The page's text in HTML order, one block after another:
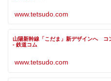
www.tetsudo.com
山陽新幹線「こだま」新デザインへ コ
- 鉄道コム
www.tetsudo.com